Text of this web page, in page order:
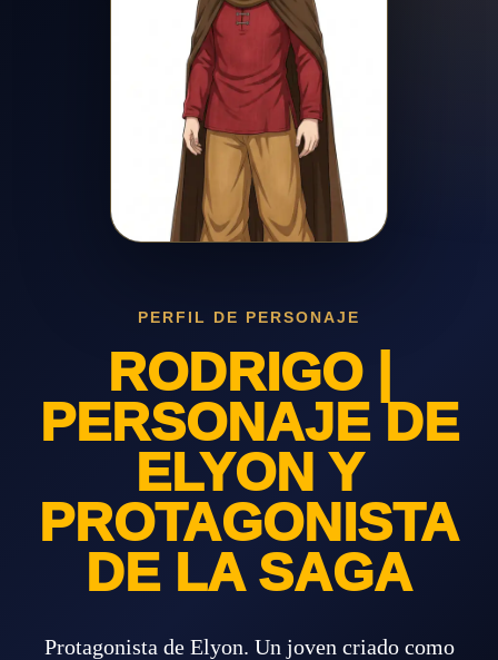
PERFIL DE PERSONAJE
RODRIGO |
PERSONAJE DE
ELYON Y
PROTAGONISTA
DE LA SAGA
Protagonista de Elyon. Un joven criado como